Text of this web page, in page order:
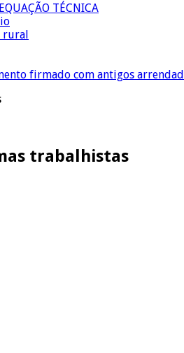
TÉCNICA
rural
firmado com antigos
trabalhistas